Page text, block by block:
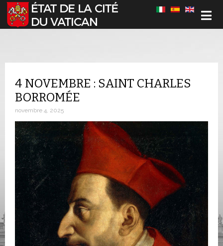
Sélectionnez votre langue
4 NOVEMBRE : SAINT CHARLES
BORROMÉE
novembre 4, 2025